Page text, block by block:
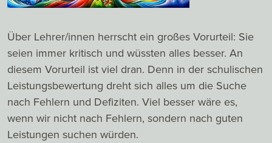
Über Lehrer/innen herrscht ein großes Vorurteil: Sie
seien immer kritisch und wüssten alles besser. An
diesem Vorurteil ist viel dran. Denn in der schulischen
Leistungsbewertung dreht sich alles um die Suche
nach Fehlern und Defiziten. Viel besser wäre es,
wenn wir nicht nach Fehlern, sondern nach guten
Leistungen suchen würden.